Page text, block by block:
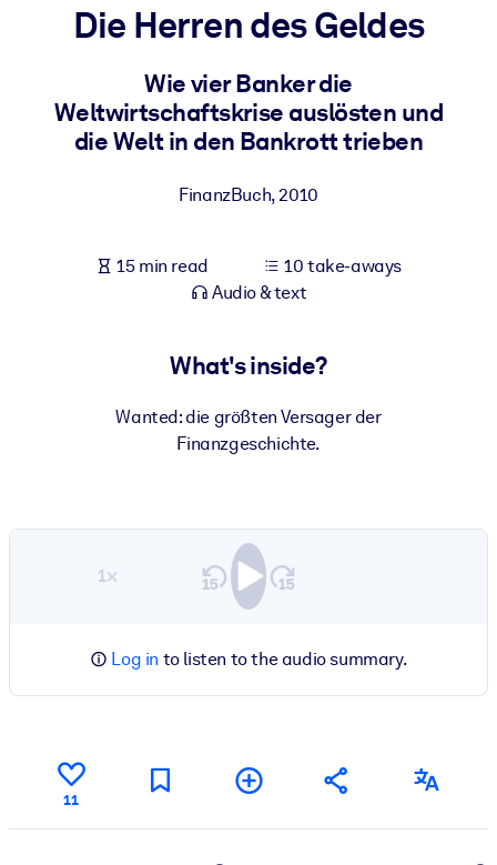
For LMS/LXP
Bring bite-sized, verified knowledge into your LMS/LXP for
learning results.
For AI Systems
Die Herren des Geldes
Wie vier Banker die
Weltwirtschaftskrise auslösten und
die Welt in den Bankrott trieben
FinanzBuch,2010
15 min read
10 take-aways
Audio & text
What's inside?
Wanted: die größten Versager der
Finanzgeschichte.
1×
Log in to listen to the audio summary.
11